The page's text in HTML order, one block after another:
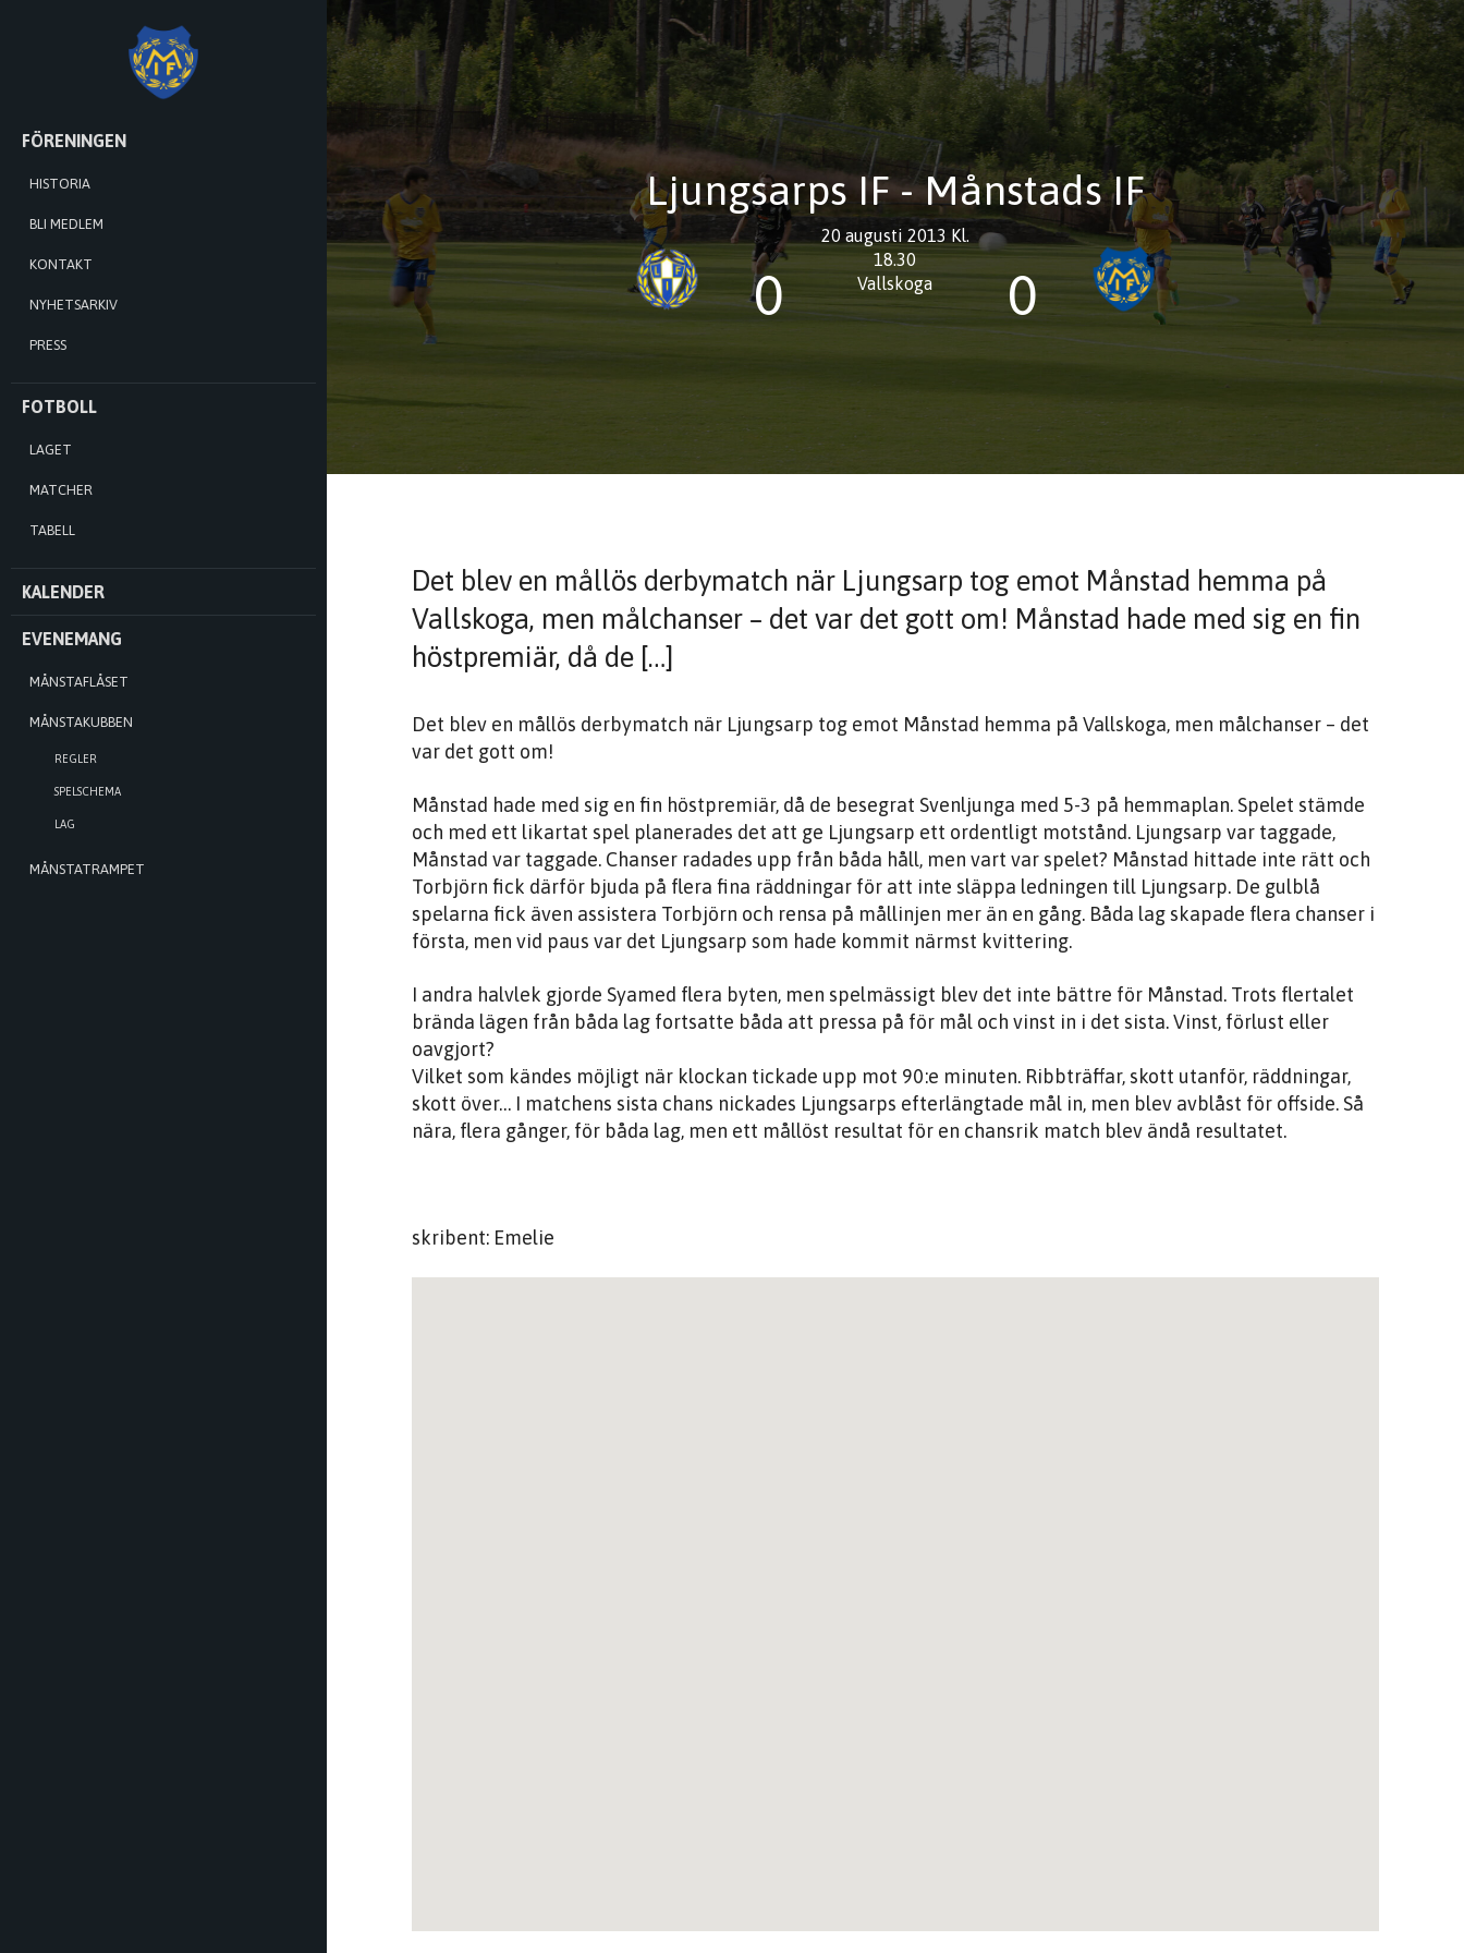
MÅNSTADS
IF
HOPPA
TILL
INNEHÅLL
FÖRENINGEN
HISTORIA
BLI MEDLEM
KONTAKT
NYHETSARKIV
PRESS
FOTBOLL
LAGET
MATCHER
TABELL
KALENDER
EVENEMANG
MÅNSTAFLÅSET
MÅNSTAKUBBEN
REGLER
SPELSCHEMA
LAG
MÅNSTATRAMPET
Ljungsarps IF - Månstads IF
0
20 augusti 2013 Kl.
18.30
Vallskoga
0
Det blev en mållös derbymatch när Ljungsarp tog emot Månstad hemma på
Vallskoga, men målchanser – det var det gott om! Månstad hade med sig en fin
höstpremiär, då de […]
Det blev en mållös derbymatch när Ljungsarp tog emot Månstad hemma på Vallskoga, men målchanser – det
var det gott om!
Månstad hade med sig en fin höstpremiär, då de besegrat Svenljunga med 5-3 på hemmaplan. Spelet stämde
och med ett likartat spel planerades det att ge Ljungsarp ett ordentligt motstånd. Ljungsarp var taggade,
Månstad var taggade. Chanser radades upp från båda håll, men vart var spelet? Månstad hittade inte rätt och
Torbjörn fick därför bjuda på flera fina räddningar för att inte släppa ledningen till Ljungsarp. De gulblå
spelarna fick även assistera Torbjörn och rensa på mållinjen mer än en gång. Båda lag skapade flera chanser i
första, men vid paus var det Ljungsarp som hade kommit närmst kvittering.
I andra halvlek gjorde Syamed flera byten, men spelmässigt blev det inte bättre för Månstad. Trots flertalet
brända lägen från båda lag fortsatte båda att pressa på för mål och vinst in i det sista. Vinst, förlust eller
oavgjort?
Vilket som kändes möjligt när klockan tickade upp mot 90:e minuten. Ribbträffar, skott utanför, räddningar,
skott över… I matchens sista chans nickades Ljungsarps efterlängtade mål in, men blev avblåst för offside. Så
nära, flera gånger, för båda lag, men ett mållöst resultat för en chansrik match blev ändå resultatet.
skribent: Emelie